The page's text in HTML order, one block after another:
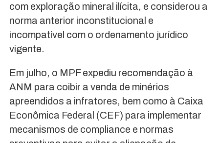
com exploração mineral ilícita, e considerou a
norma anterior inconstitucional e
incompatível com o ordenamento jurídico
vigente.
Em julho, o MPF expediu recomendação à
ANM para coibir a venda de minérios
apreendidos a infratores, bem como à Caixa
Econômica Federal (CEF) para implementar
mecanismos de compliance e normas